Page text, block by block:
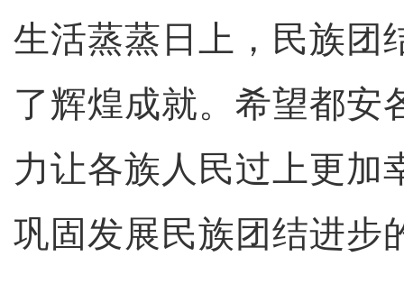
生活蒸蒸日上，民族团
了辉煌成就。希望都安
力让各族人民过上更加
巩固发展民族团结进步